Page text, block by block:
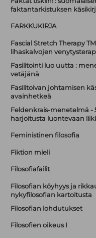
faktantarkistuksen
FARKKUKIRJA
Fascial Stretch Therapy
lihaskalvojen
Fasilitointi luo uutta :
vetäjänä
Fasilitoivan johtamisen
avainhetkeä
Feldenkrais-menetelmä -
harjoitusta luontevaan
Feministinen filosofia
Fiktion mieli
Filosofiafailit
Filosofian köyhyys ja
nykyfilosofian kartoitusta
Filosofian lohdutukset
Filosofien oikeus I